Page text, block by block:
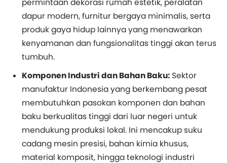
permintaan dekorasi rumah estetik, peralatan
dapur modern, furnitur bergaya minimalis, serta
produk gaya hidup lainnya yang menawarkan
kenyamanan dan fungsionalitas tinggi akan terus
tumbuh.
Komponen Industri dan Bahan Baku: Sektor
manufaktur Indonesia yang berkembang pesat
membutuhkan pasokan komponen dan bahan
baku berkualitas tinggi dari luar negeri untuk
mendukung produksi lokal. Ini mencakup suku
cadang mesin presisi, bahan kimia khusus,
material komposit, hingga teknologi industri